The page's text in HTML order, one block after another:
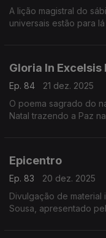
A lição magistral do
universais estão para
Gloria In Excelsis
Ep. 84
21 dez. 2025
O poema sagrado do
Natal trazendo a Paz
Epicentro
Ep. 83
20 dez. 2025
Divulgação de
Sousa, apresentado